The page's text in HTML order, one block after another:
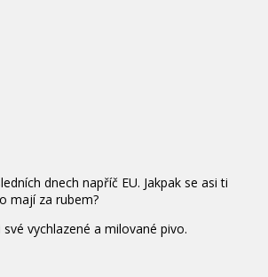
dnech napříč EU. Jakpak se asi ti
mají za rubem?
vychlazené a milované pivo.